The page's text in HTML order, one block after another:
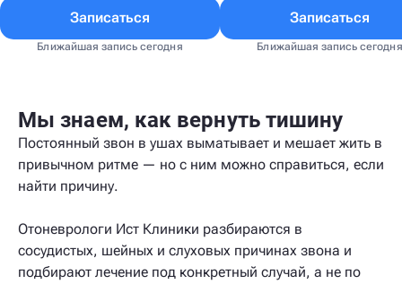
Записаться
Ближайшая запись сегодня
Записаться
Ближайшая запись сегодня
Мы знаем, как вернуть тишину
Постоянный звон в ушах выматывает и мешает жить в
привычном ритме — но с ним можно справиться, если
найти причину.
Отоневрологи Ист Клиники разбираются в
сосудистых, шейных и слуховых причинах звона и
подбирают лечение под конкретный случай, а не по